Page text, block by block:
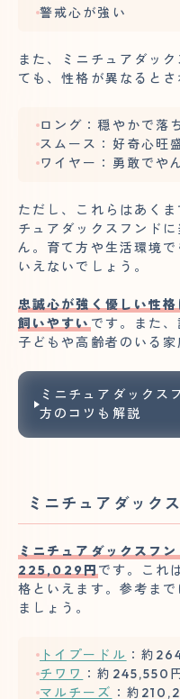
警戒心が強い
また、ミニチュアダッ
ても、性格が異なるとさ
ロング：穏やかで落
スムース：好奇心旺
ワイヤー：勇敢でや
ただし、これらはあく
チュアダックスフンド
ん。育て方や生活環境
いえないでしょう。
忠誠心が強く優しい性
飼いやすい です。また
子どもや高齢者のいる家
ミニチュアダックス
方のコツも解説
ミニチュアダック
ミニチュアダックスフ
225,029円 です。これ
格といえます。参考ま
ましょう。
トイプードル ：約
チワワ ：約245,550
マルチーズ ：約